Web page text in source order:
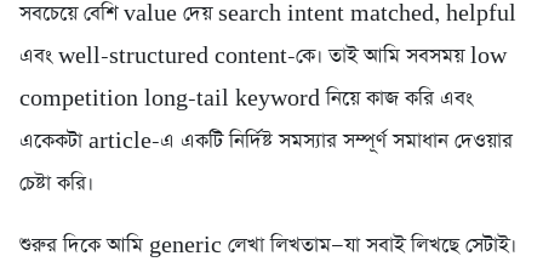
সবচেয়ে বেশি value দেয় search intent matched, helpful
এবং well-structured content-কে। তাই আমি সবসময় low
competition long-tail keyword নিয়ে কাজ করি এবং
একেকটা article-এ একটি নির্দিষ্ট সমস্যার সম্পূর্ণ সমাধান দেওয়ার
চেষ্টা করি।
শুরুর দিকে আমি generic লেখা লিখতাম—যা সবাই লিখছে সেটাই।